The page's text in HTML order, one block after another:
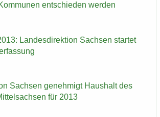
ent­schie­den wer­den
Lan­des­di­rek­ti­on Sach­sen star­tet
Sach­sen ge­neh­migt Haus­halt des
für 2013